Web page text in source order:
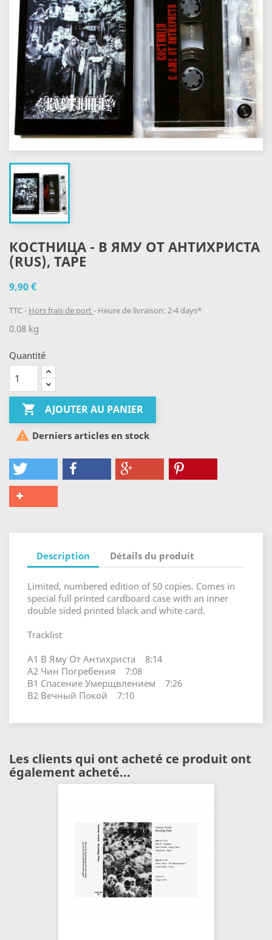
КОСТНИЦА - В ЯМУ ОТ АНТИХРИСТА
(RUS), TAPE
9,90 €
TTC Hors frais de port Heure de livraison: 2-4 days*
0.08 kg
Quantité
 AJOUTER AU PANIER
 Derniers articles en stock
Description Détails du produit
Limited, numbered edition of 50 copies. Comes in
special full printed cardboard case with an inner
double sided printed black and white card.
Tracklist
A1 В Яму От Антихриста 8:14
A2 Чин Погребения 7:08
B1 Спасение Умерщвлением 7:26
B2 Вечный Покой 7:10
Les clients qui ont acheté ce produit ont
également acheté...